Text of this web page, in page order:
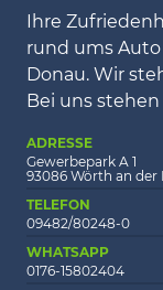
Ihre
rund ums
Donau. Wir
Bei uns
ADRESSE
Gewerbepark A 1
93086 Wörth an der
TELEFON
09482/80248-0
WHATSAPP
0176-15802404